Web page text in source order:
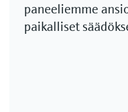
paneeliemme
paikalliset